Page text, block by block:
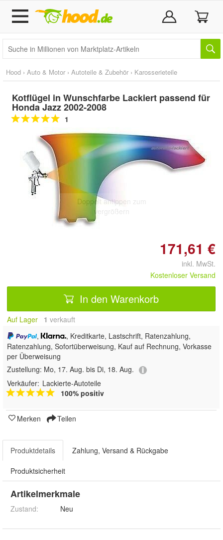
Hood › Auto & Motor › Autoteile & Zubehör › Karosserieteile
Kotflügel in Wunschfarbe Lackiert passend für
Honda Jazz 2002-2008
1
Doppelt antippen zum
vergrößern
171,61 €
inkl. MwSt.
Kostenloser Versand
In den Warenkorb
Auf Lager 1 verkauft
,
, Kreditkarte, Lastschrift, Ratenzahlung,
Ratenzahlung, Sofortüberweisung, Kauf auf Rechnung, Vorkasse
per Überweisung
Zustellung: Mo, 17. Aug. bis Di, 18. Aug.
Verkäufer: Lackierte-Autoteile
100% positiv
Merken Teilen
Produktdetails Zahlung, Versand & Rückgabe
Produktsicherheit
Artikelmerkmale
Zustand: Neu